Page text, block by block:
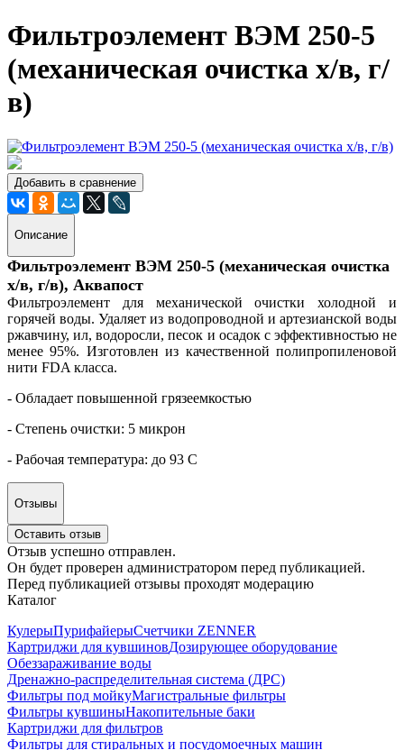
Фильтроэлемент ВЭМ 250-5
(механическая очистка х/в, г/
в)
Добавить в сравнение
Описание
Фильтроэлемент ВЭМ 250-5 (механическая очистка
х/в, г/в), Аквапост
Фильтроэлемент для механической очистки холодной и
горячей воды. Удаляет из водопроводной и артезианской воды
ржавчину, ил, водоросли, песок и осадок с эффективностью не
менее 95%. Изготовлен из качественной полипропиленовой
нити FDA класса.
- Обладает повышенной грязеемкостью
- Степень очистки: 5 микрон
- Рабочая температура: до 93 С
Отзывы
Оставить отзыв
Отзыв успешно отправлен.
Он будет проверен администратором перед публикацией.
Перед публикацией отзывы проходят модерацию
Каталог
КулерыПурифайерыСчетчики ZENNER
Картриджи для кувшиновДозирующее оборудование
Обеззараживание воды
Дренажно-распределительная система (ДРС)
Фильтры под мойкуМагистральные фильтры
Фильтры кувшиныНакопительные баки
Картриджи для фильтров
Фильтры для стиральных и посудомоечных машин